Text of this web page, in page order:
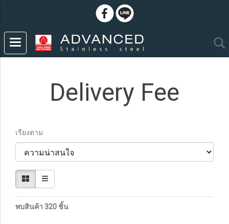
Delivery Fee
เรียงตาม
พบสินค้า 320 ชิ้น